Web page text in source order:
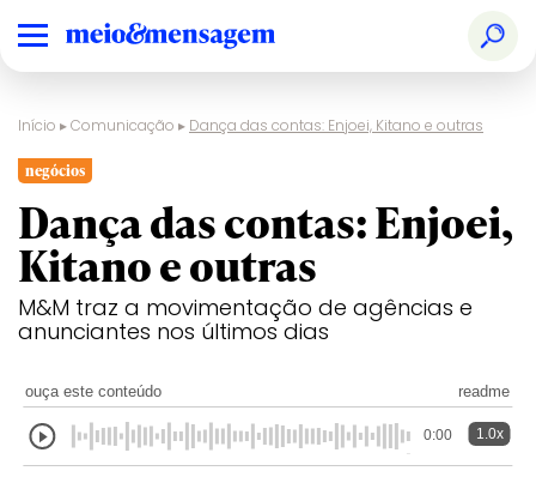
Início ▸Comunicação ▸ Dança das contas: Enjoei, Kitano e outras
negócios
Dança das contas: Enjoei,
Kitano e outras
M&M traz a movimentação de agências e
anunciantes nos últimos dias
ouça este conteúdo readme
0:00 1.0x